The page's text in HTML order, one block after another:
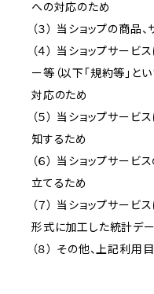
への対応のため
（３） 当ショップの商品
（４） 当ショップサービ
ー等（以下「規約等」と
対応のため
（５） 当ショップサー
知するため
（６） 当ショップサー
立てるため
（７） 当ショップサービ
形式に加工した統計デ
（８） その他、上記利